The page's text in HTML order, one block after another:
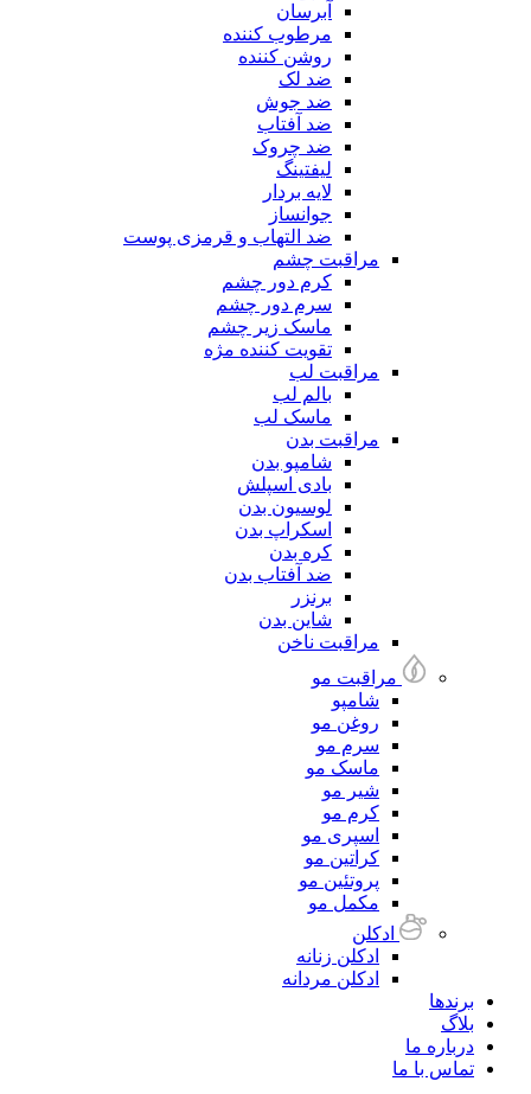
آبرسان
مرطوب کننده
روشن کننده
ضد لک
ضد جوش
ضد آفتاب
ضد چروک
لیفتینگ
لایه بردار
جوانساز
ضد التهاب و قرمزی پوست
مراقبت چشم
کرم دور چشم
سرم دور چشم
ماسک زیر چشم
تقویت کننده مژه
مراقبت لب
بالم لب
ماسک لب
مراقبت بدن
شامپو بدن
بادی اسپلش
لوسیون بدن
اسکراپ بدن
کره بدن
ضد آفتاب بدن
برنزر
شاین بدن
مراقبت ناخن
مراقبت مو
شامپو
روغن مو
سرم مو
ماسک مو
شیر مو
کرم مو
اسپری مو
کراتین مو
پروتئین مو
مکمل مو
ادکلن
ادکلن زنانه
ادکلن مردانه
برندها
بلاگ
درباره ما
تماس با ما